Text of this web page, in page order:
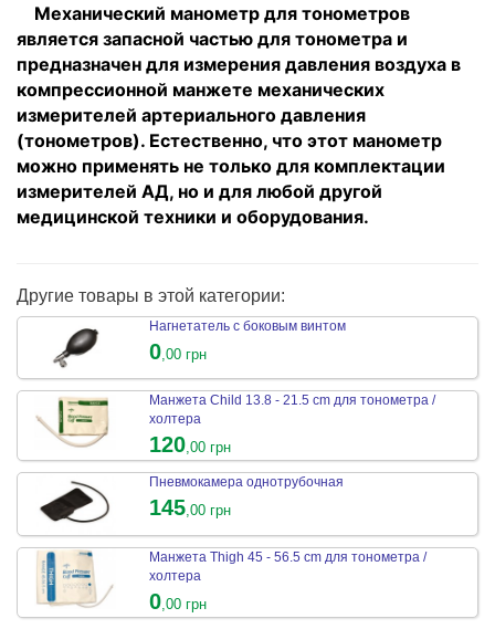
Механический манометр для тонометров
является запасной частью для тонометра и
предназначен для измерения давления воздуха в
компрессионной манжете механических
измерителей артериального давления
(тонометров). Естественно, что этот манометр
можно применять не только для комплектации
измерителей АД, но и для любой другой
медицинской техники и оборудования.
Другие товары в этой категории:
Нагнетатель с боковым винтом
0 ,00 грн
Манжета Child 13.8 - 21.5 cm для тонометра /
холтера
120,00 грн
Пневмокамера однотрубочная
145,00 грн
Манжета Thigh 45 - 56.5 cm для тонометра /
холтера
0 ,00 грн